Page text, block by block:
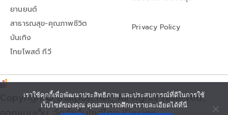
ยานยนต์
สาธารณสุข-คุณภาพชีวิต
บันเทิง
ไทยโพสต์ ทีวี
Privacy Policy
Copyright© thaipost.net, All rights reserved.,
เราใช้คุกกี้เพื่อพัฒนาประสิทธิภาพ และประสบการณ์ที่ดีในการใช้
เว็บไซต์ของคุณ คุณสามารถศึกษารายละเอียดได้ที่นี่